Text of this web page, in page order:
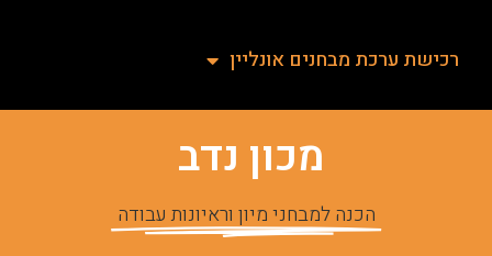
רכישת ערכת מבחנים אונליין
מכון נדב
הכנה למבחני מיון וראיונות עבודה